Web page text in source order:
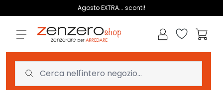
Agosto EXTRA... sconti!
Lista dei